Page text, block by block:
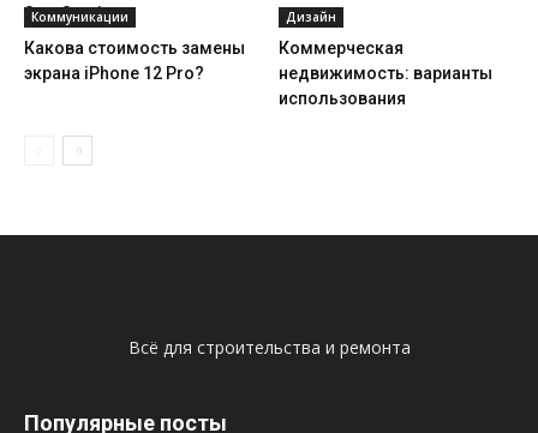
SmoService
Коммуникации
Какова стоимость замены
экрана iPhone 12 Pro?
Дизайн
Коммерческая
недвижимость: варианты
использования
Всё для строительства и ремонта
Популярные посты